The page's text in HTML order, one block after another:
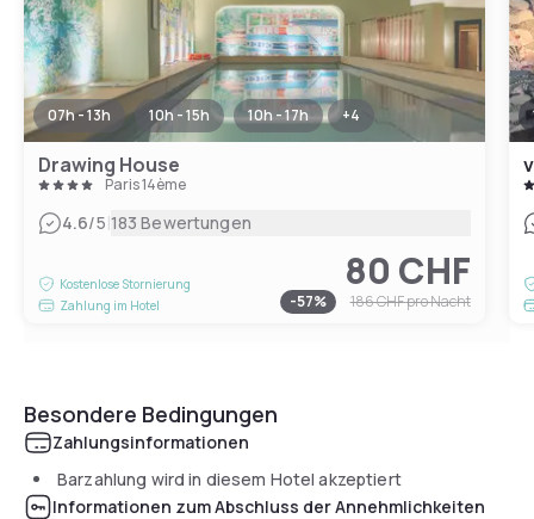
07h - 13h 10h - 15h 10h - 17h +4
Drawing House
Paris 14ème
4.6/5|183 Bewertungen
Kostenlose Stornierung
Zahlung im Hotel
80 CHF
-57% 186 CHFpro Nacht
Besondere Bedingungen
Zahlungsinformationen
Barzahlung wird in diesem Hotel akzeptiert
Informationen zum Abschluss der Annehmlichkeiten